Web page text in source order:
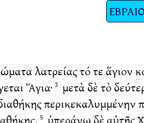
λατρείας τό τε ἅγιον
Ἅγια· 3 μετὰ δὲ τὸ
5